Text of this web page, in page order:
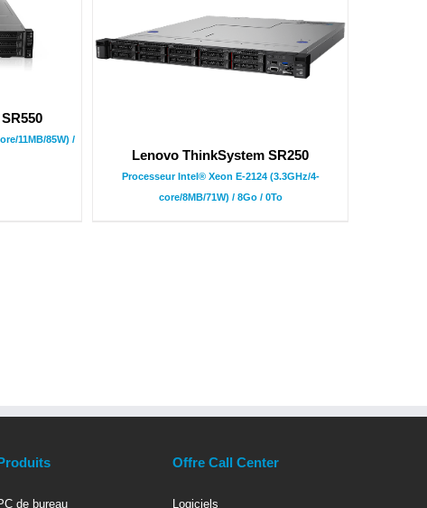
11MB/85W) /
Lenovo ThinkSystem SR250
Processeur Intel® Xeon E-2124 (3.3GHz/4-
core/8MB/71W) / 8Go / 0To
de bureau
Offre Call Center
Logiciels